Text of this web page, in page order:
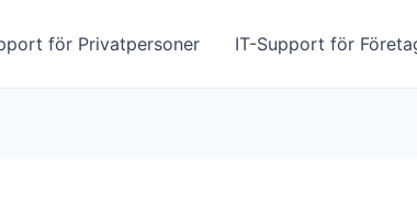
för Privatpersoner IT-Support för